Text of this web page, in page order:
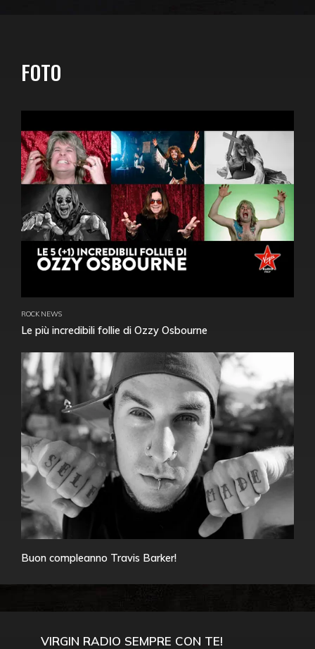
FOTO
ROCK NEWS
Le più incredibili follie di Ozzy Osbourne
Buon compleanno Travis Barker!
VIRGIN RADIO SEMPRE CON TE!